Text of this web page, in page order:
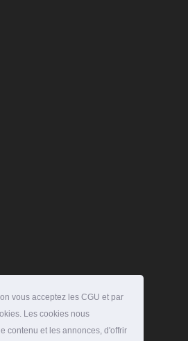
vous acceptez les CGU et par
Les cookies nous
contenu et les annonces, d'offrir